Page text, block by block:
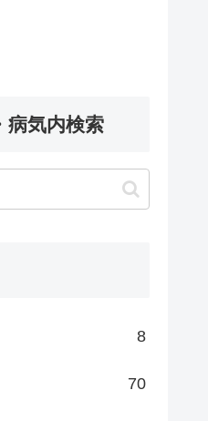
病気内検索
8
70